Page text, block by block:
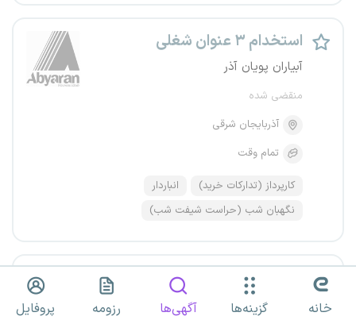
استخدام ۳ عنوان شغلی
آبیاران پویان آذر
منقضی شده
آذربایجان شرقی
تمام وقت
کارپرداز (تدارکات خرید)
انباردار
نگهبان شب (حراست شیفت شب)
کارپرداز و آبدارچی
مجموعه فعال در حوزه فناوری اطلاعات خانه گزینه‌ها آگهی‌ها رزومه پروفایل